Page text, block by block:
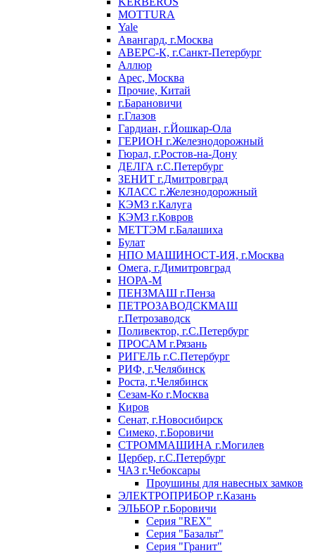
MOTTURA
Yale
Авангард, г.Москва
АВЕРС-К, г.Санкт-Петербург
Аллюр
Арес, Москва
Прочие, Китай
г.Барановичи
г.Глазов
Гардиан, г.Йошкар-Ола
ГЕРИОН г.Железнодорожный
Гюрал, г.Ростов-на-Дону
ДЕЛГА г.С.Петербург
ЗЕНИТ г.Дмитровград
КЛАСС г.Железнодорожный
КЭМЗ г.Калуга
КЭМЗ г.Ковров
МЕТТЭМ г.Балашиха
Булат
НПО МАШИНОСТ-ИЯ, г.Москва
Омега, г.Димитровград
НОРА-М
ПЕНЗМАШ г.Пенза
ПЕТРОЗАВОДСКМАШ
г.Петрозаводск
Поливектор, г.С.Петербург
ПРОСАМ г.Рязань
РИГЕЛЬ г.С.Петербург
РИФ, г.Челябинск
Роста, г.Челябинск
Сезам-Ко г.Москва
Киров
Сенат, г.Новосибирск
Симеко, г.Боровичи
СТРОММАШИНА г.Могилев
Цербер, г.С.Петербург
ЧАЗ г.Чебоксары
Проушины для навесных замков
ЭЛЕКТРОПРИБОР г.Казань
ЭЛЬБОР г.Боровичи
Серия "REX"
Серия "Базальт"
Серия "Гранит"